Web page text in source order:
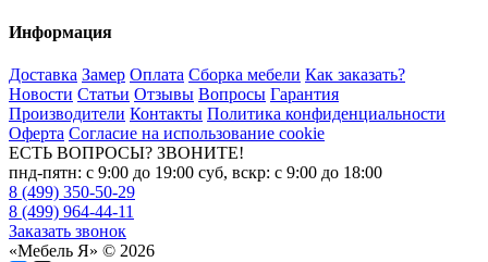
Информация
Доставка Замер Оплата Сборка мебели Как заказать?
Новости Статьи Отзывы Вопросы Гарантия
Производители Контакты Политика конфиденциальности
Оферта Согласие на использование cookie
ЕСТЬ ВОПРОСЫ? ЗВОНИТЕ!
пнд-пятн: с 9:00 до 19:00 суб, вскр: с 9:00 до 18:00
8 (499) 350-50-29
8 (499) 964-44-11
Заказать звонок
«Мебель Я» © 2026